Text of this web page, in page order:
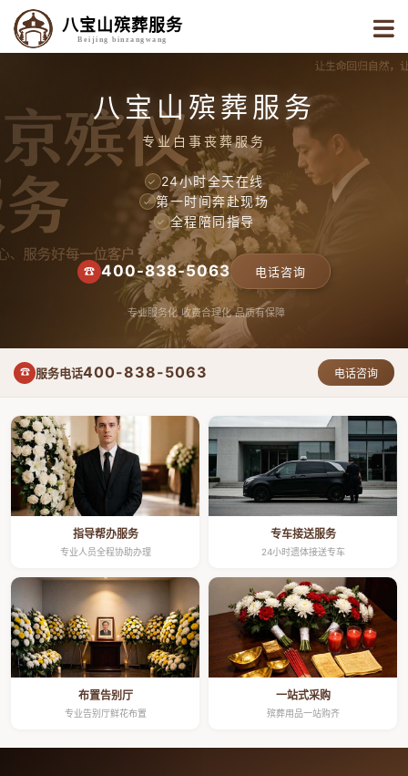
八宝山殡葬服务
Beijing binzangwang
八宝山殡葬服务
专业白事丧葬服务
✓ 24小时全天在线
✓ 第一时间奔赴现场
✓ 全程陪同指导
☎ 400-838-5063 电话咨询
专业服务化 收费合理化 品质有保障
☎ 服务电话400-838-5063 电话咨询
指导帮办服务
专业人员全程协助办理
专车接送服务
24小时遗体接送专车
布置告别厅
专业告别厅鲜花布置
一站式采购
殡葬用品一站购齐